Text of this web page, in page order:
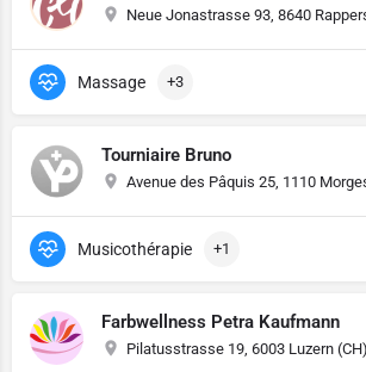
Neue Jonastrasse 93, 8640
Massage +3
Tourniaire Bruno
Avenue des Pâquis 25, 1110
Musicothérapie +1
Farbwellness Petra Kaufmann
Pilatusstrasse 19, 6003 Luzern (CH)